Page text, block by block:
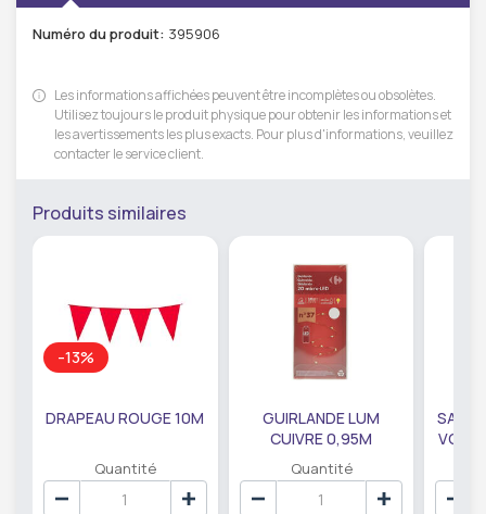
Numéro du produit: 395906
Les informations affichées peuvent être incomplètes ou obsolètes.
Utilisez toujours le produit physique pour obtenir les informations et
les avertissements les plus exacts. Pour plus d'informations, veuillez
contacter le service client.
Produits similaires
-13%
DRAPEAU ROUGE 10M
Quantité
GUIRLANDE LUM
CUIVRE 0,95M
DE79207
Quantité